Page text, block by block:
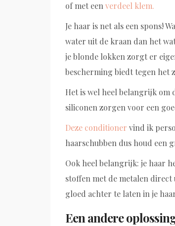
of met een verdeel klem.
Je haar is net als een spons!
water uit de kraan dan het
je blonde lokken zorgt er
bescherming biedt tegen het
Het is wel heel belangrijk om
siliconen zorgen voor een
Deze conditioner vind ik
haarschubben dus houd een
Ook heel belangrijk: je haar
stoffen met de metalen
gloed achter te laten in je
Een andere